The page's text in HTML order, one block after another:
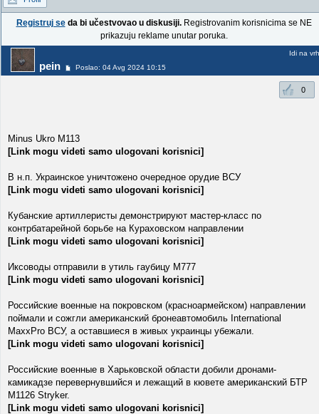
Registruj seda bi učestvovao u diskusiji.Registrovanim korisnicima se NE
prikazuju reklame unutar poruka.
pein Poslao: 04 Avg 2024 10:15
Idi na vrh
0
Minus Ukro M113
[Link mogu videti samo ulogovani korisnici]
В н.п. Украинское уничтожено очередное орудие ВСУ
[Link mogu videti samo ulogovani korisnici]
Кубанские артиллеристы демонстрируют мастер-класс по
контрбатарейной борьбе на Кураховском направлении
[Link mogu videti samo ulogovani korisnici]
Иксоводы отправили в утиль гаубицу М777
[Link mogu videti samo ulogovani korisnici]
Российские военные на покровском (красноармейском) направлении
поймали и сожгли американский бронеавтомобиль International
MaxxPro ВСУ, а оставшиеся в живых украинцы убежали.
[Link mogu videti samo ulogovani korisnici]
Российские военные в Харьковской области добили дронами-
камикадзе перевернувшийся и лежащий в кювете американский БТР
M1126 Stryker.
[Link mogu videti samo ulogovani korisnici]